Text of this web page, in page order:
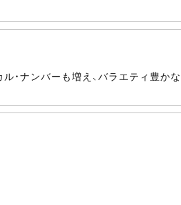
・ナンバーも増え、バラエティ豊か